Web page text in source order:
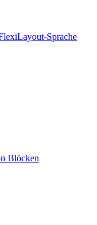
Sprache
Blöcken